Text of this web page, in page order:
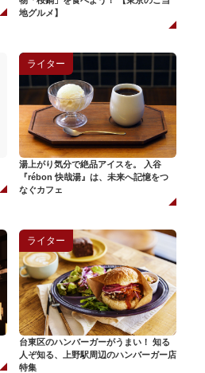
地グルメ】
ライター
湯上がり気分で絶品アイスを。 入谷
『rébon 快哉湯』は、未来へ記憶をつ
なぐカフェ
ライター
台東区のハンバーガーがうまい！ 知る
人ぞ知る、上野駅周辺のハンバーガー店
特集